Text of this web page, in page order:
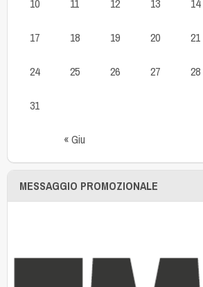
« Giu
10 11 12 13 14
17 18 19 20 21
24 25 26 27 28
31
MESSAGGIO PROMOZIONALE